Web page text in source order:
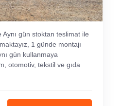
gün stoktan teslimat ile
1 günde montajı
gün kullanmaya
otomotiv, tekstil ve gıda